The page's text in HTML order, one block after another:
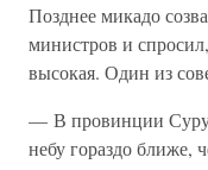
Позднее микадо
министров и
высокая. Один из
— В провинции
небу гораздо ближе,